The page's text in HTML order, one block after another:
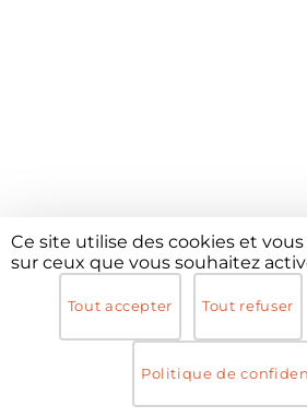
Ce site utilise des cookies et
sur ceux que vous souhaitez
Tout accepter Tout refuser
Politique de